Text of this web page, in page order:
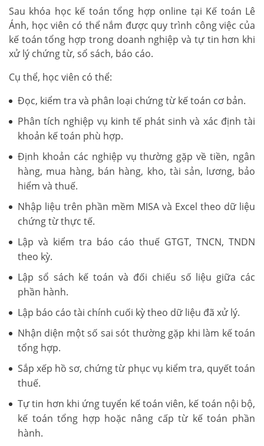
Sau khóa học kế toán tổng hợp online tại Kế toán Lê
Ánh, học viên có thể nắm được quy trình công việc của
kế toán tổng hợp trong doanh nghiệp và tự tin hơn khi
xử lý chứng từ, sổ sách, báo cáo.
Cụ thể, học viên có thể:
Đọc, kiểm tra và phân loại chứng từ kế toán cơ bản.
Phân tích nghiệp vụ kinh tế phát sinh và xác định tài
khoản kế toán phù hợp.
Định khoản các nghiệp vụ thường gặp về tiền, ngân
hàng, mua hàng, bán hàng, kho, tài sản, lương, bảo
hiểm và thuế.
Nhập liệu trên phần mềm MISA và Excel theo dữ liệu
chứng từ thực tế.
Lập và kiểm tra báo cáo thuế GTGT, TNCN, TNDN
theo kỳ.
Lập sổ sách kế toán và đối chiếu số liệu giữa các
phần hành.
Lập báo cáo tài chính cuối kỳ theo dữ liệu đã xử lý.
Nhận diện một số sai sót thường gặp khi làm kế toán
tổng hợp.
Sắp xếp hồ sơ, chứng từ phục vụ kiểm tra, quyết toán
thuế.
Tự tin hơn khi ứng tuyển kế toán viên, kế toán nội bộ,
kế toán tổng hợp hoặc nâng cấp từ kế toán phần
hành.